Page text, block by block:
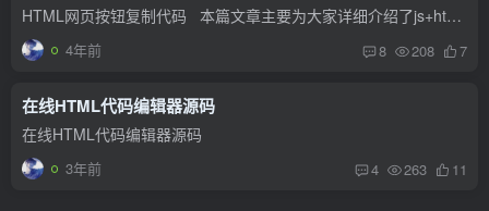
HTML网页按钮复制代码 本篇文章主要为大家详细介绍了js+html5实现复制文字按钮，具有一定的参考价值，感兴趣的小伙伴们可以参考一下 Html-css样式：（注意css中的样式，最...
4年前 8 208 7
在线HTML代码编辑器源码
在线HTML代码编辑器源码
3年前 4 263 11